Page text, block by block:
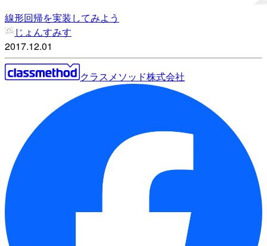
線形回帰を実装してみよう
じょんすみす
2017.12.01
クラスメソッド株式会社